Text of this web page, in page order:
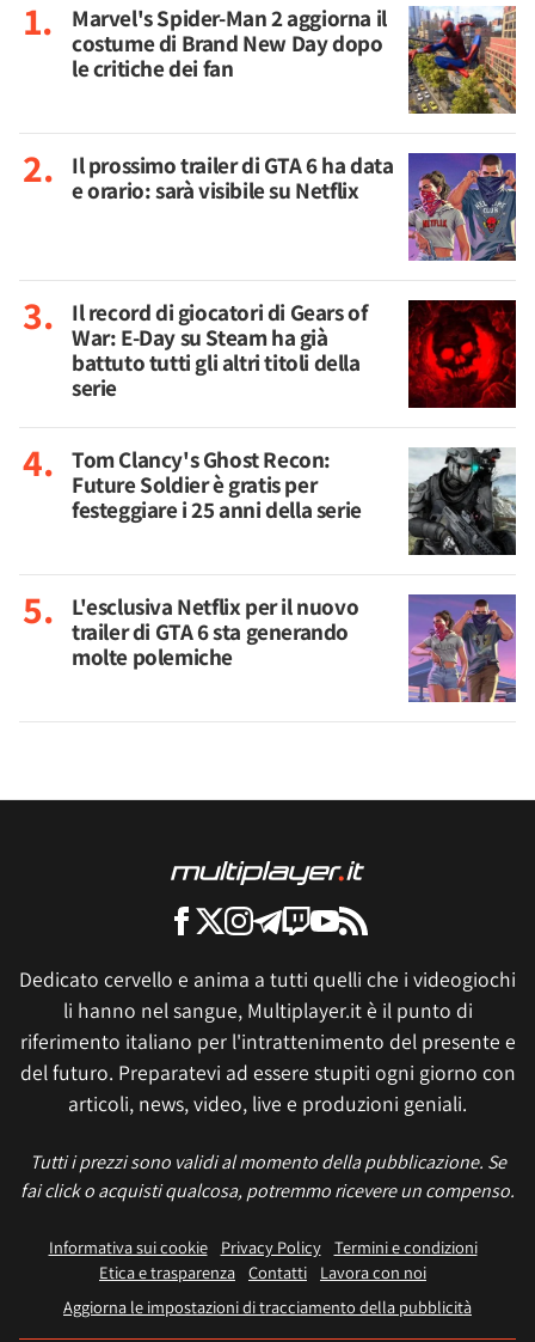
Marvel's Spider-Man 2 aggiorna il
costume di Brand New Day dopo
le critiche dei fan
Il prossimo trailer di GTA 6 ha data
e orario: sarà visibile su Netflix
Il record di giocatori di Gears of
War: E-Day su Steam ha già
battuto tutti gli altri titoli della
serie
Tom Clancy's Ghost Recon:
Future Soldier è gratis per
festeggiare i 25 anni della serie
L'esclusiva Netflix per il nuovo
trailer di GTA 6 sta generando
molte polemiche
Dedicato cervello e anima a tutti quelli che i videogiochi
li hanno nel sangue, Multiplayer.it è il punto di
riferimento italiano per l'intrattenimento del presente e
del futuro. Preparatevi ad essere stupiti ogni giorno con
articoli, news, video, live e produzioni geniali.
Tutti i prezzi sono validi al momento della pubblicazione. Se
fai click o acquisti qualcosa, potremmo ricevere un compenso.
Informativa sui cookie Privacy Policy
Termini e condizioni
Etica e trasparenza Contatti
Lavora con noi
Aggiorna le impostazioni di tracciamento della pubblicità